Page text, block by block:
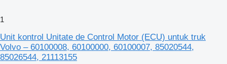
1
Unit kontrol Unitate de Control Motor (ECU) untuk truk
Volvo – 60100008, 60100000, 60100007, 85020544,
85026544, 21113155